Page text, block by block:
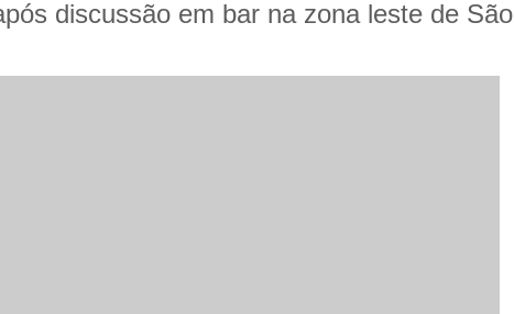
discussão em bar na zona leste de São